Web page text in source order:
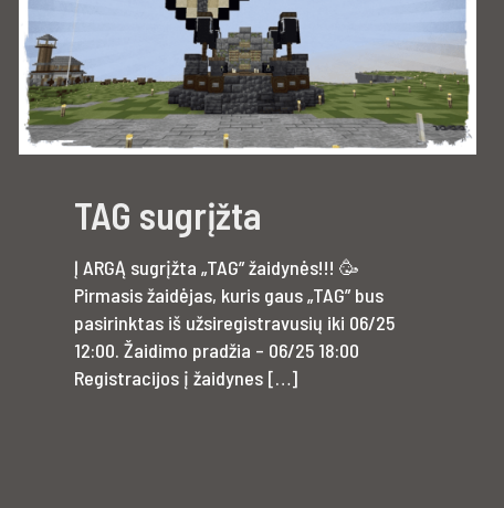
TAG sugrįžta
Į ARGĄ sugrįžta „TAG” žaidynės!!! 🥳
Pirmasis žaidėjas, kuris gaus „TAG” bus
pasirinktas iš užsiregistravusių iki 06/25
12:00. Žaidimo pradžia – 06/25 18:00
Registracijos į žaidynes […]